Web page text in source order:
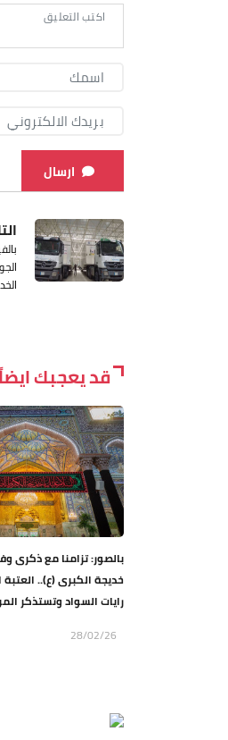
ارسال
قد يعجبك
بالصور: تزامنا مع ذكرى
خديجة الكبرى (ع).. العتبة
رايات السواد وتستذكر
28/02/26